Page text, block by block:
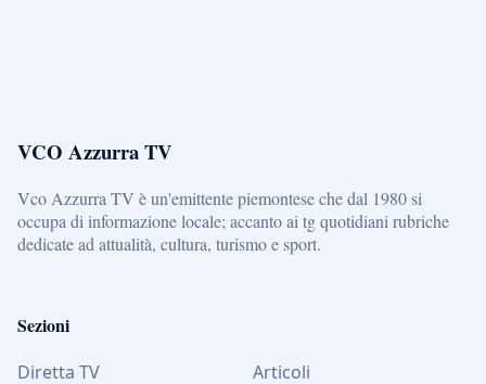
VCO Azzurra TV
Vco Azzurra TV è un'emittente piemontese che dal 1980 si
occupa di informazione locale; accanto ai tg quotidiani rubriche
dedicate ad attualità, cultura, turismo e sport.
Sezioni
Diretta TV Articoli